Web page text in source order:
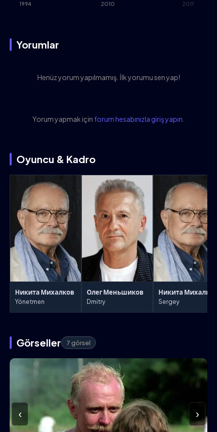
1994
2010
2011
Yorumlar
Henüz yorum yapılmamış. İlk yorumu sen yap!
Yorum yapmak için forum hesabınızla giriş yapın
Oyuncu & Kadro
Никита Михалков
Yönetmen
Олег Меньшиков
Dmitry
Никита Михалков
Sergey
Görseller 7 görsel
‹ ›